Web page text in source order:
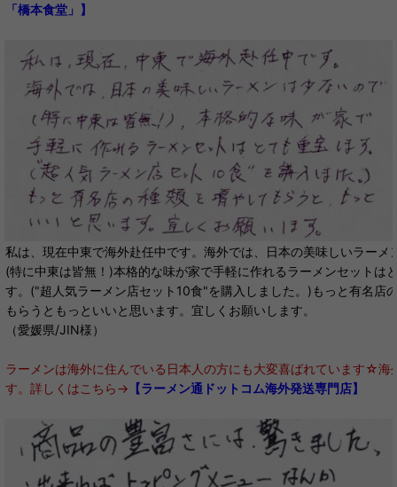
「橋本食堂」】
私は、現在中東で海外赴任中です。海外では、日本の美味しいラーメ
(特に中東は皆無！)本格的な味が家で手軽に作れるラーメンセットは
す。("超人気ラーメン店セット10食"を購入しました。)もっと有名店
もらうともっといいと思います。宜しくお願いします。
（愛媛県/JIN様）
ラーメンは海外に住んでいる日本人の方にも大変喜ばれています☆海
す。詳しくはこちら→ 【ラーメン通ドットコム海外発送専門店】